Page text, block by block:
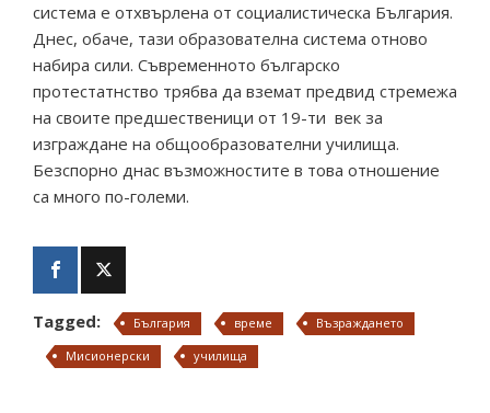
система е отхвърлена от социалистическа България.
Днес, обаче, тази образователна система отново
набира сили. Съвременното българско
протестатнство трябва да вземат предвид стремежа
на своите предшественици от 19-ти век за
изграждане на общообразователни училища.
Безспорно днас възможностите в това отношение
са много по-големи.
Tagged: България време
Възраждането
Мисионерски
училища